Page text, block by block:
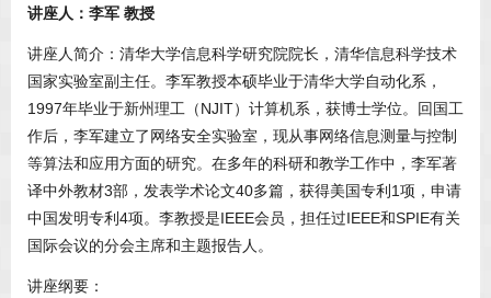
讲座人：李军 教授
讲座人简介：清华大学信息科学研究院院长，清华信息科学技术
国家实验室副主任。李军教授本硕毕业于清华大学自动化系，
1997年毕业于新州理工（NJIT）计算机系，获博士学位。回国工
作后，李军建立了网络安全实验室，现从事网络信息测量与控制
等算法和应用方面的研究。在多年的科研和教学工作中，李军著
译中外教材3部，发表学术论文40多篇，获得美国专利1项，申请
中国发明专利4项。李教授是IEEE会员，担任过IEEE和SPIE有关
国际会议的分会主席和主题报告人。
讲座纲要：